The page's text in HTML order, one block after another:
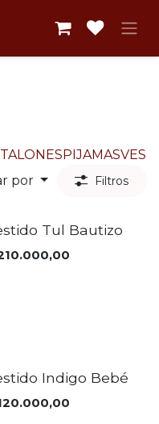
PIJAMAS
por
Filtros
Tul Bautizo
Indigo Bebé